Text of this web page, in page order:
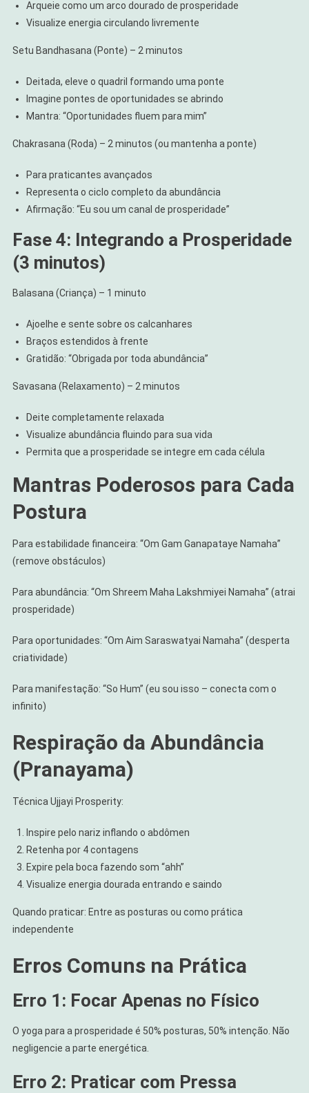
Arqueie como um arco dourado de prosperidade
Visualize energia circulando livremente
Setu Bandhasana (Ponte) – 2 minutos
Deitada, eleve o quadril formando uma ponte
Imagine pontes de oportunidades se abrindo
Mantra: “Oportunidades fluem para mim”
Chakrasana (Roda) – 2 minutos (ou mantenha a ponte)
Para praticantes avançados
Representa o ciclo completo da abundância
Afirmação: “Eu sou um canal de prosperidade”
Fase 4: Integrando a Prosperidade
(3 minutos)
Balasana (Criança) – 1 minuto
Ajoelhe e sente sobre os calcanhares
Braços estendidos à frente
Gratidão: “Obrigada por toda abundância”
Savasana (Relaxamento) – 2 minutos
Deite completamente relaxada
Visualize abundância fluindo para sua vida
Permita que a prosperidade se integre em cada célula
Mantras Poderosos para Cada
Postura
Para estabilidade financeira: “Om Gam Ganapataye Namaha”
(remove obstáculos)
Para abundância: “Om Shreem Maha Lakshmiyei Namaha” (atrai
prosperidade)
Para oportunidades: “Om Aim Saraswatyai Namaha” (desperta
criatividade)
Para manifestação: “So Hum” (eu sou isso – conecta com o
infinito)
Respiração da Abundância
(Pranayama)
Técnica Ujjayi Prosperity:
Inspire pelo nariz inflando o abdômen
Retenha por 4 contagens
Expire pela boca fazendo som “ahh”
Visualize energia dourada entrando e saindo
Quando praticar: Entre as posturas ou como prática
independente
Erros Comuns na Prática
Erro 1: Focar Apenas no Físico
O yoga para a prosperidade é 50% posturas, 50% intenção. Não
negligencie a parte energética.
Erro 2: Praticar com Pressa